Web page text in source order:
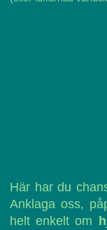
Här har du
Anklaga oss,
helt enkelt om